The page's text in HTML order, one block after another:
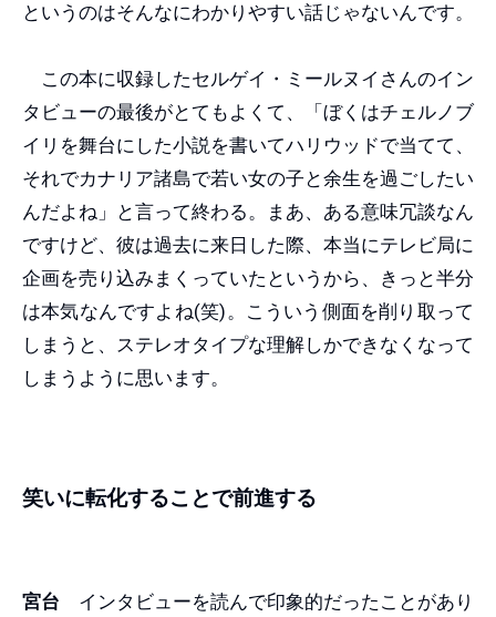
というのはそんなにわかりやすい話じゃないんです。
この本に収録したセルゲイ・ミールヌイさんのイン
タビューの最後がとてもよくて、「ぼくはチェルノブ
イリを舞台にした小説を書いてハリウッドで当てて、
それでカナリア諸島で若い女の子と余生を過ごしたい
んだよね」と言って終わる。まあ、ある意味冗談なん
ですけど、彼は過去に来日した際、本当にテレビ局に
企画を売り込みまくっていたというから、きっと半分
は本気なんですよね(笑)。こういう側面を削り取って
しまうと、ステレオタイプな理解しかできなくなって
しまうように思います。
笑いに転化することで前進する
宮台 インタビューを読んで印象的だったことがあり